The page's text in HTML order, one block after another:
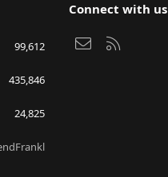
99,612
435,846
24,825
Connect with us
Bize ulaşın